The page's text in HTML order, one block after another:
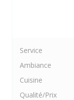
Service
Ambiance
Cuisine
Qualité/Prix